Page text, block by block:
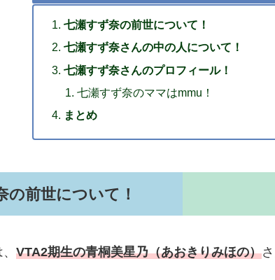
七瀬すず奈の前世について！
七瀬すず奈さんの中の人について！
七瀬すず奈さんのプロフィール！
七瀬すず奈のママはmmu！
まとめ
の前世について！
VTA2期生の青桐美星乃（あおきりみほの）